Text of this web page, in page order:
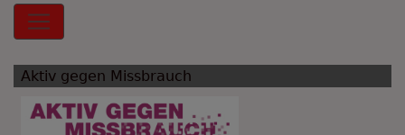
Hauptnavigation
Aktiv gegen Missbrauch